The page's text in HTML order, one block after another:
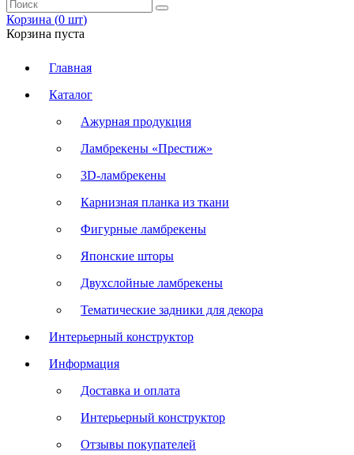
Корзина (0 шт)
Корзина пуста
Главная
Каталог
Ажурная продукция
Ламбрекены «Престиж»
3D-ламбрекены
Карнизная планка из ткани
Фигурные ламбрекены
Японские шторы
Двухслойные ламбрекены
Тематические задники для декора
Интерьерный конструктор
Информация
Доставка и оплата
Интерьерный конструктор
Отзывы покупателей